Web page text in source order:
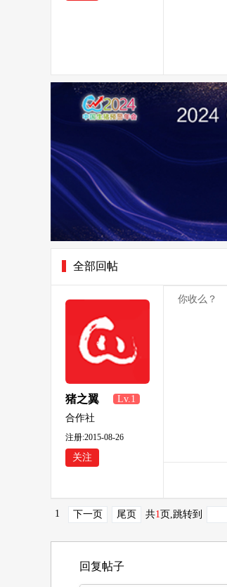
全部回帖
猪之翼
826641
Lv.1
合作社
注册:2015-08-26
关注
你收么？
1 下一页 尾页 共1页 ,跳转到
回复帖子